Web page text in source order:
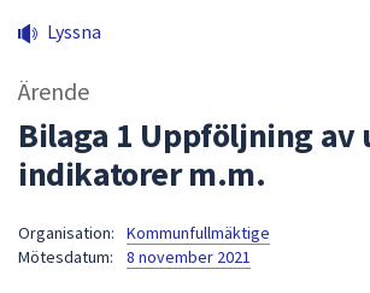
Lyssna
Ärende
Bilaga 1 Uppföljning av
indikatorer m.m.
Organisation:
Kommunfullmäktige
Mötesdatum:
8 november 2021